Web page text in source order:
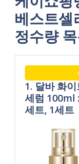
베스트셀
정수량
1. 달바 화
세럼 100ml
세트, 1세트